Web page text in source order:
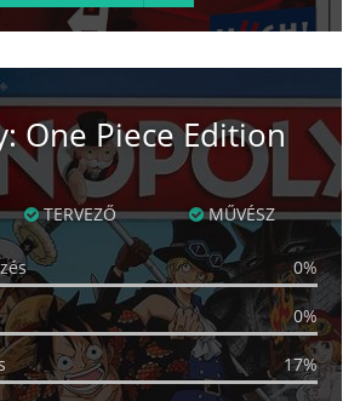
One Piece Edition
TERVEZŐ MŰVÉSZ
0%
0%
17%